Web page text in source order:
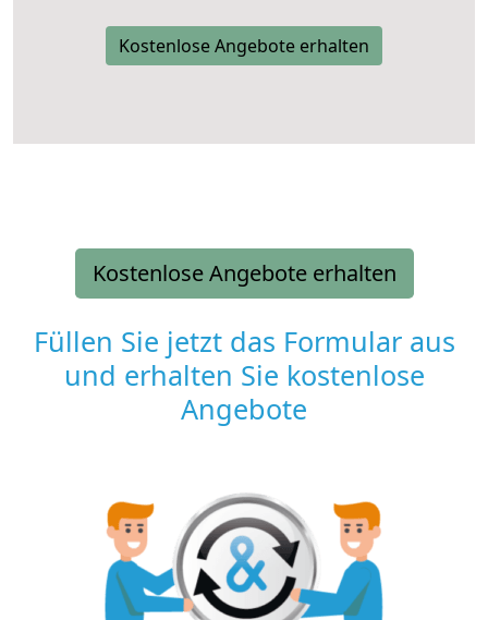
Kostenlose Angebote erhalten
Kostenlose Angebote erhalten
Füllen Sie jetzt das Formular aus
und erhalten Sie kostenlose
Angebote